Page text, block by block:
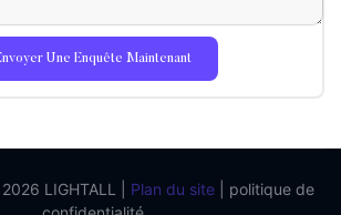
Une Enquête Maintenant
LIGHTALL | Plan du site
politique de